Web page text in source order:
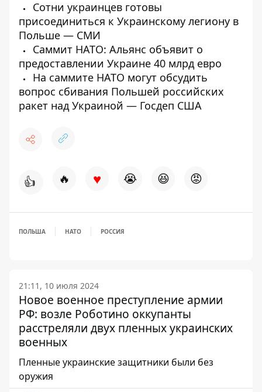
Сотни украинцев готовы
присоединиться к Украинскому легиону в
Польше — СМИ
Саммит НАТО: Альянс объявит о
предоставлении Украине 40 млрд евро
На саммите НАТО могут обсудить
вопрос сбивания Польшей российских
ракет над Украиной — Госдеп США
👍 🔥 ♥ 😭 😆 😡
ПОЛЬША НАТО РОССИЯ
21:11, 10 июля 2024
Новое военное преступление армии
РФ: возле Роботино оккупанты
расстреляли двух пленных украинских
военных
Пленные украинские защитники были без
оружия